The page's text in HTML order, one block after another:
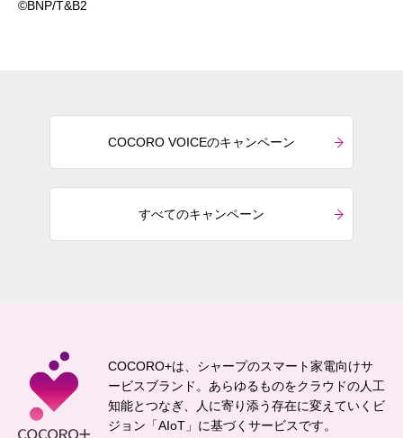
©BNP/T&B2
COCORO VOICEのキャンペーン
すべてのキャンペーン
COCORO+は、シャープのスマート家電向けサ
ービスブランド。 あらゆるものをクラウドの人工
知能とつなぎ、
人に寄り添う存在に変えていくビ
ジョン「AIoT」に基づくサービスです。